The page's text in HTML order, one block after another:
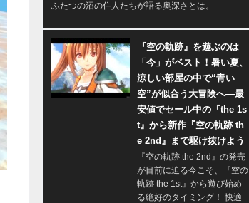
ふたつの沼の住人たちが語る奥深さとは。
『空の軌跡』を遊ぶのは
「今」がベスト！暑い夏、
涼しい部屋の中で“青い
空”が似合う大冒険へ―最
安値でセール中の『the 1s
t』から新作『空の軌跡 th
e 2nd』まで駆け抜けよう
『空の軌跡 the 2nd』の発売
が目前に迫る今こそ、『空の
軌跡 the 1st』から遊び始め
る絶好のタイミング！ 快適